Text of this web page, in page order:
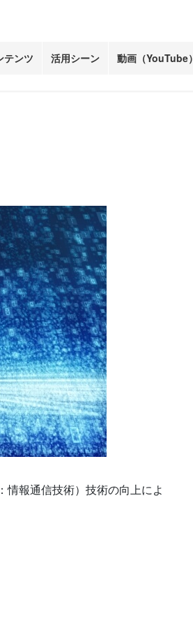
テンツ 活用シーン 動画（YouTube）
情報通信技術）技術の向上によ